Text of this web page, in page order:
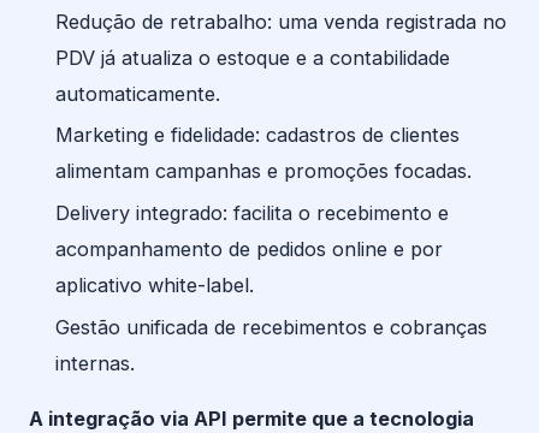
Redução de retrabalho: uma venda registrada no
PDV já atualiza o estoque e a contabilidade
automaticamente.
Marketing e fidelidade: cadastros de clientes
alimentam campanhas e promoções focadas.
Delivery integrado: facilita o recebimento e
acompanhamento de pedidos online e por
aplicativo white-label.
Gestão unificada de recebimentos e cobranças
internas.
A integração via API permite que a tecnologia